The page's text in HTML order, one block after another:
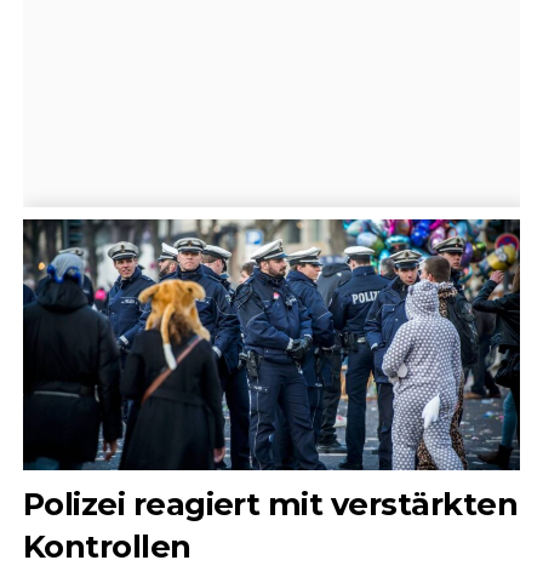
Polizei reagiert mit verstärkten
Kontrollen